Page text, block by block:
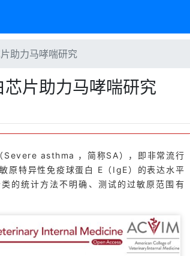
助力马哮喘研究
片助力马哮喘研究
Severe asthma ，简称SA），即非常流行
原特异性免疫球蛋白 E（IgE）的表达水平
的统计方法不明确、测试的过敏原范围有